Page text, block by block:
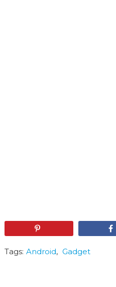
Tags: Android, Gadget